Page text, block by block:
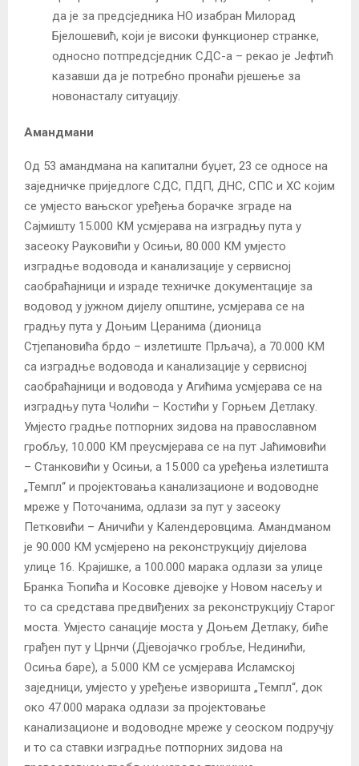
да је за предсједника НО изабран Милорад
Бјелошевић, који је високи функционер странке,
односно потпредсједник СДС-а – рекао је Јефтић
казавши да је потребно пронаћи рјешење за
новонасталу ситуацију.
Амандмани
Од 53 амандмана на капитални буџет, 23 се односе на
заједничке приједлоге СДС, ПДП, ДНС, СПС и ХС којим
се умјесто вањског уређења борачке зграде на
Сајмишту 15.000 КМ усмјерава на изградњу пута у
засеоку Рауковићи у Осињи, 80.000 КМ умјесто
изградње водовода и канализације у сервисној
саобраћајници и израде техничке документације за
водовод у јужном дијелу општине, усмјерава се на
градњу пута у Доњим Церанима (дионица
Стјепановића брдо – излетиште Прљача), а 70.000 КМ
са изградње водовода и канализације у сервисној
саобраћајници и водовода у Агићима усмјерава се на
изградњу пута Чолићи – Костићи у Горњем Детлаку.
Умјесто градње потпорних зидова на православном
гробљу, 10.000 КМ преусмјерава се на пут Јаћимовићи
– Станковићи у Осињи, а 15.000 са уређења излетишта
„Темпл“ и пројектовања канализационе и водоводне
мреже у Поточанима, одлази за пут у засеоку
Петковићи – Аничићи у Календеровцима. Амандманом
је 90.000 КМ усмјерено на реконструкцију дијелова
улице 16. Крајишке, а 100.000 марака одлази за улице
Бранка Ћопића и Косовке дјевојке у Новом насељу и
то са средстава предвиђених за реконструкцију Старог
моста. Умјесто санације моста у Доњем Детлаку, биће
грађен пут у Црнчи (Дјевојачко гробље, Нединићи,
Осиња баре), а 5.000 КМ се усмјерава Исламској
заједници, умјесто у уређење изворишта „Темпл“, док
око 47.000 марака одлази за пројектовање
канализационе и водоводне мреже у сеоском подручју
и то са ставки изградње потпорних зидова на